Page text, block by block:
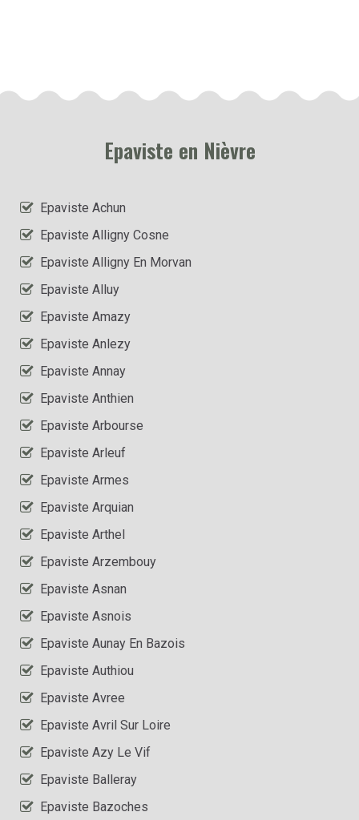
Epaviste en Nièvre
Epaviste Achun
Epaviste Alligny Cosne
Epaviste Alligny En Morvan
Epaviste Alluy
Epaviste Amazy
Epaviste Anlezy
Epaviste Annay
Epaviste Anthien
Epaviste Arbourse
Epaviste Arleuf
Epaviste Armes
Epaviste Arquian
Epaviste Arthel
Epaviste Arzembouy
Epaviste Asnan
Epaviste Asnois
Epaviste Aunay En Bazois
Epaviste Authiou
Epaviste Avree
Epaviste Avril Sur Loire
Epaviste Azy Le Vif
Epaviste Balleray
Epaviste Bazoches